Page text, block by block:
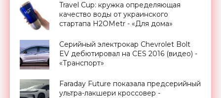
Travel Cup: кружка определяющая
качество воды от украинского
стартапа H2OMetr - «Для дома»
Серийный электрокар Chevrolet Bolt
EV дебютировал на CES 2016 (видео) -
«Транспорт»
Faraday Future показала предсерийный
ультра-лакшери кроссовер -